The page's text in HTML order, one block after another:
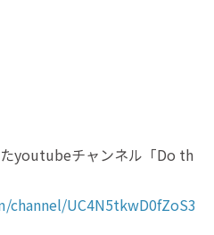
youtubeチャンネル「Do th
UC4N5tkwD0fZoS3